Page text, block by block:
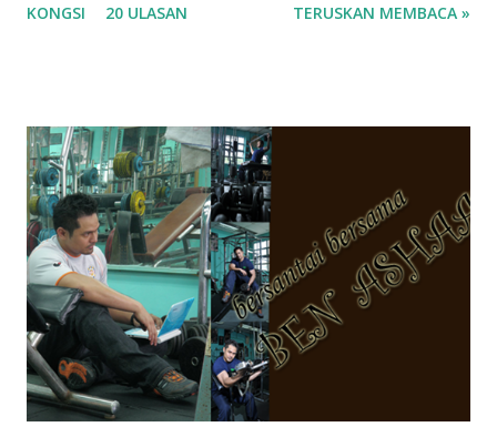
ko.. masa tu aku baru je ada anak sorang dan aku hentam je
tanya sapa-sapa pun masa tu.. bila fikir-fikirkan balik terasa
jugak masa alahai teruknya kami sebagai ibubapa.. dan kami
terasa jugak semakin teruk bila abg long dah masuk 2 tahun
kat salah satu tadika swasta ni.. tapi nampaknya kenal huruf
pun tak tau.. pengsan aku bila ingat balik.. aku mula fikir
mungkin sebab abg long sendiri jenis budak yang ada
masalah dyslexia.. tapi minor la.. nanti la aku cerita pasal
dyslexia tu.. lepas tu kami buat keputusan pu...
KONGSI 20 ULASAN TERUSKAN MEMBACA »